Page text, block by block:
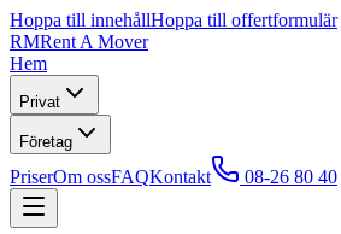
Hoppa till innehållHoppa till offertformulär
RMRent A Mover
Hem
Privat
Företag
PriserOm ossFAQKontakt 08-26 80 40